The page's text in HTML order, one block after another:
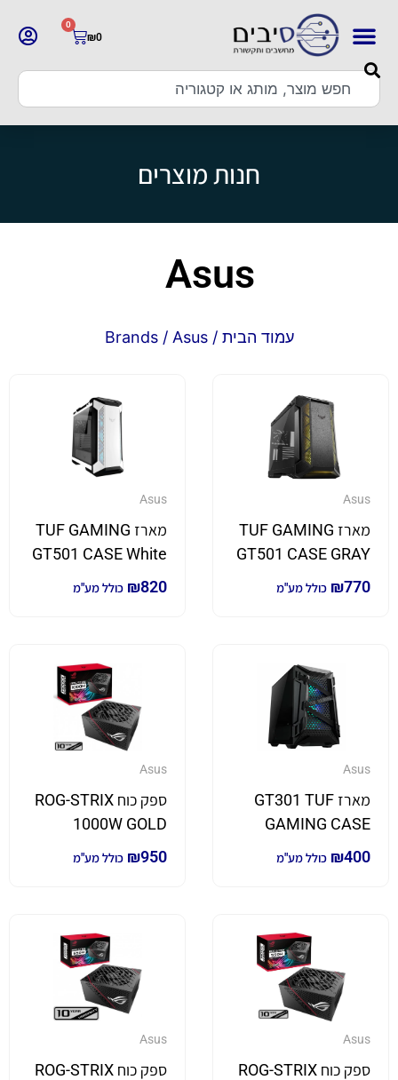
₪0
0
חנות מוצרים
Asus
עמוד הבית / Brands / Asus
Asus
מארז TUF GAMING
GT501 CASE GRAY
₪770 כולל מע"מ
Asus
מארז TUF GAMING
GT501 CASE White
₪820 כולל מע"מ
Asus
מארז GT301 TUF
GAMING CASE
BLACK
₪400 כולל מע"מ
Asus
ספק כוח ROG-STRIX
1000W GOLD
₪950 כולל מע"מ
Asus
ספק כוח ROG-STRIX
Asus
ספק כוח ROG-STRIX